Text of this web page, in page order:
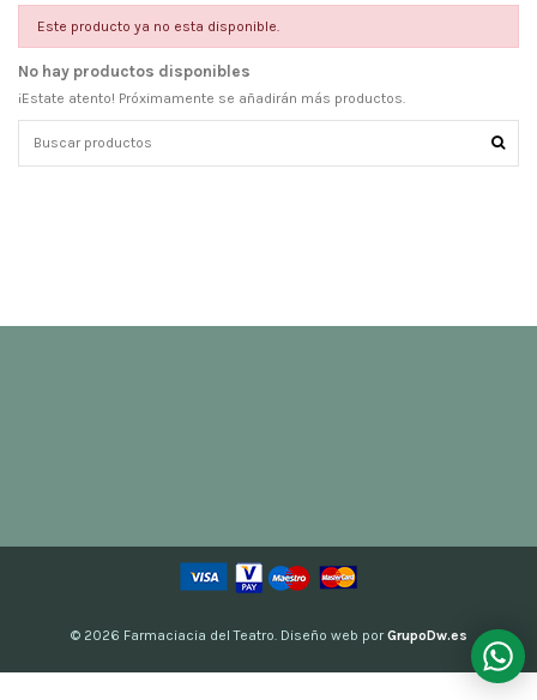
Este producto ya no esta disponible.
No hay productos disponibles
¡Estate atento! Próximamente se añadirán más productos.
© 2026 Farmaciacia del Teatro. Diseño web porGrupoDw.es